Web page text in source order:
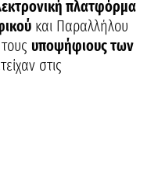
πλατφόρμα
και Παραλλήλου
υποψήφιους των
στις